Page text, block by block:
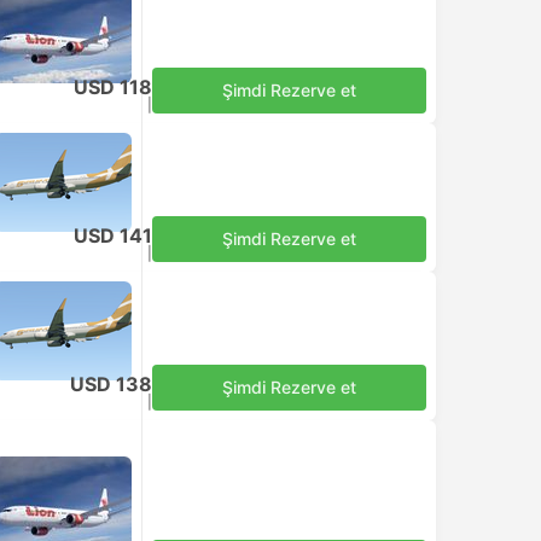
USD 118
Vergiler dahil
Her bir yetişkin
Şimdi Rezerve et
USD 141
Vergiler dahil
Her bir yetişkin
Şimdi Rezerve et
USD 138
Vergiler dahil
Her bir yetişkin
Şimdi Rezerve et